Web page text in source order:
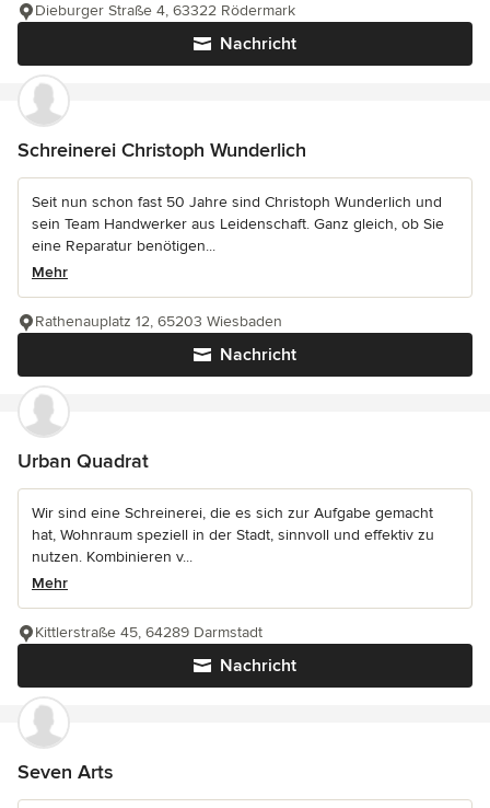
Nachricht
Dieburger Straße 4, 63322 Rödermark
Schreinerei Christoph Wunderlich
Seit nun schon fast 50 Jahre sind Christoph Wunderlich und
sein Team Handwerker aus Leidenschaft. Ganz gleich, ob Sie
eine Reparatur benötigen...
Mehr
Nachricht
Rathenauplatz 12, 65203 Wiesbaden
Urban Quadrat
Wir sind eine Schreinerei, die es sich zur Aufgabe gemacht
hat, Wohnraum speziell in der Stadt, sinnvoll und effektiv zu
nutzen. Kombinieren v...
Mehr
Nachricht
Kittlerstraße 45, 64289 Darmstadt
Seven Arts